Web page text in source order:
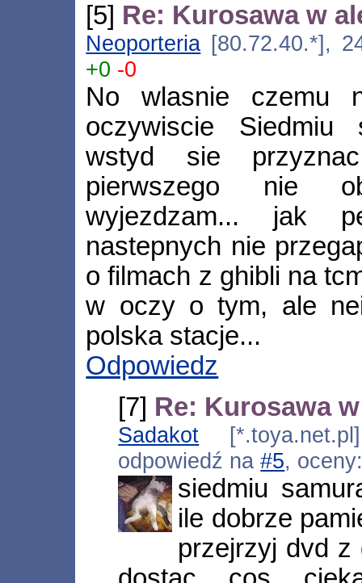
[5] Re: Kurosawa w
Neoporteria [80.72.40.*],
+0 -0
No wlasnie czemu
oczywiscie Siedmiu
wstyd sie
pierwszego nie
wyjezdzam... jak
nastepnych nie
o filmach z ghibli na
w oczy o tym, ale
polska stacje...
Odpowiedz
[7] Re: Kurosawa
Sadakot
odpowiedź na#5,
siedmiu
ile dobrze
przejrzyj dvd z